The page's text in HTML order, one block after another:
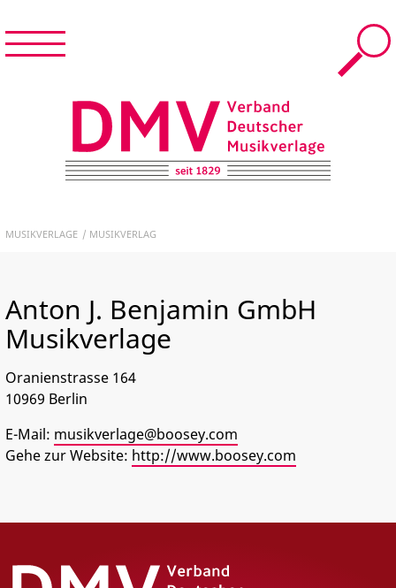
START
NEWS & TERMINE
MUSIKVERLAGE
FÜR MITGLIEDER
MUSIKVERLAGE MUSIKVERLAG
Anton J. Benjamin GmbH
Musikverlage
Oranienstrasse 164
10969 Berlin
E-Mail: musikverlage@boosey.com
Gehe zur Website: http://www.boosey.com